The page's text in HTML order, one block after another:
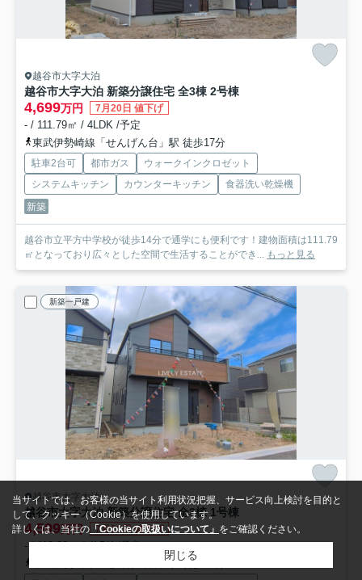
越谷市大字大泊
越谷市大字大泊 新築分譲住宅 全3棟 2号棟
4,699万円 7月20日 値下げ
- / 111.79㎡ / 4LDK /予定
東武伊勢崎線「せんげん台」駅 徒歩17分
駐車2台可 都市ガス
ウォークインクロゼット
システムキッチン
カウンターキッチン
食器洗い乾燥機
新築
越谷市立平方中学校が徒歩14分で通学にも便利です！建物面積は111.79
㎡となっており広々とした空間で生活することができ... もっと見る
新築一戸建
越谷市大字大泊
越谷市大字大泊 新築分譲住宅 全3棟 1号棟
4,599万円 7月20日 値下げ
- / 112.20㎡ / 4LDK /予定
東武伊勢崎線「せんげん台」駅 徒歩17分
当サイトでは、お客様の当サイト利用状況把握、サービス向上検討を目的と
して、クッキー（Cookie）を使用しています。
詳しくは、当社の 「Cookieの取扱いについて」 をご確認ください。
閉じる